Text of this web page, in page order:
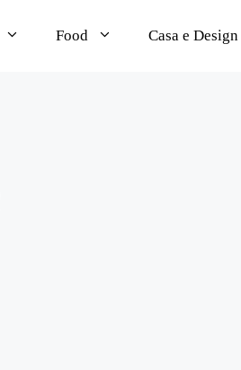
Food Casa e Design